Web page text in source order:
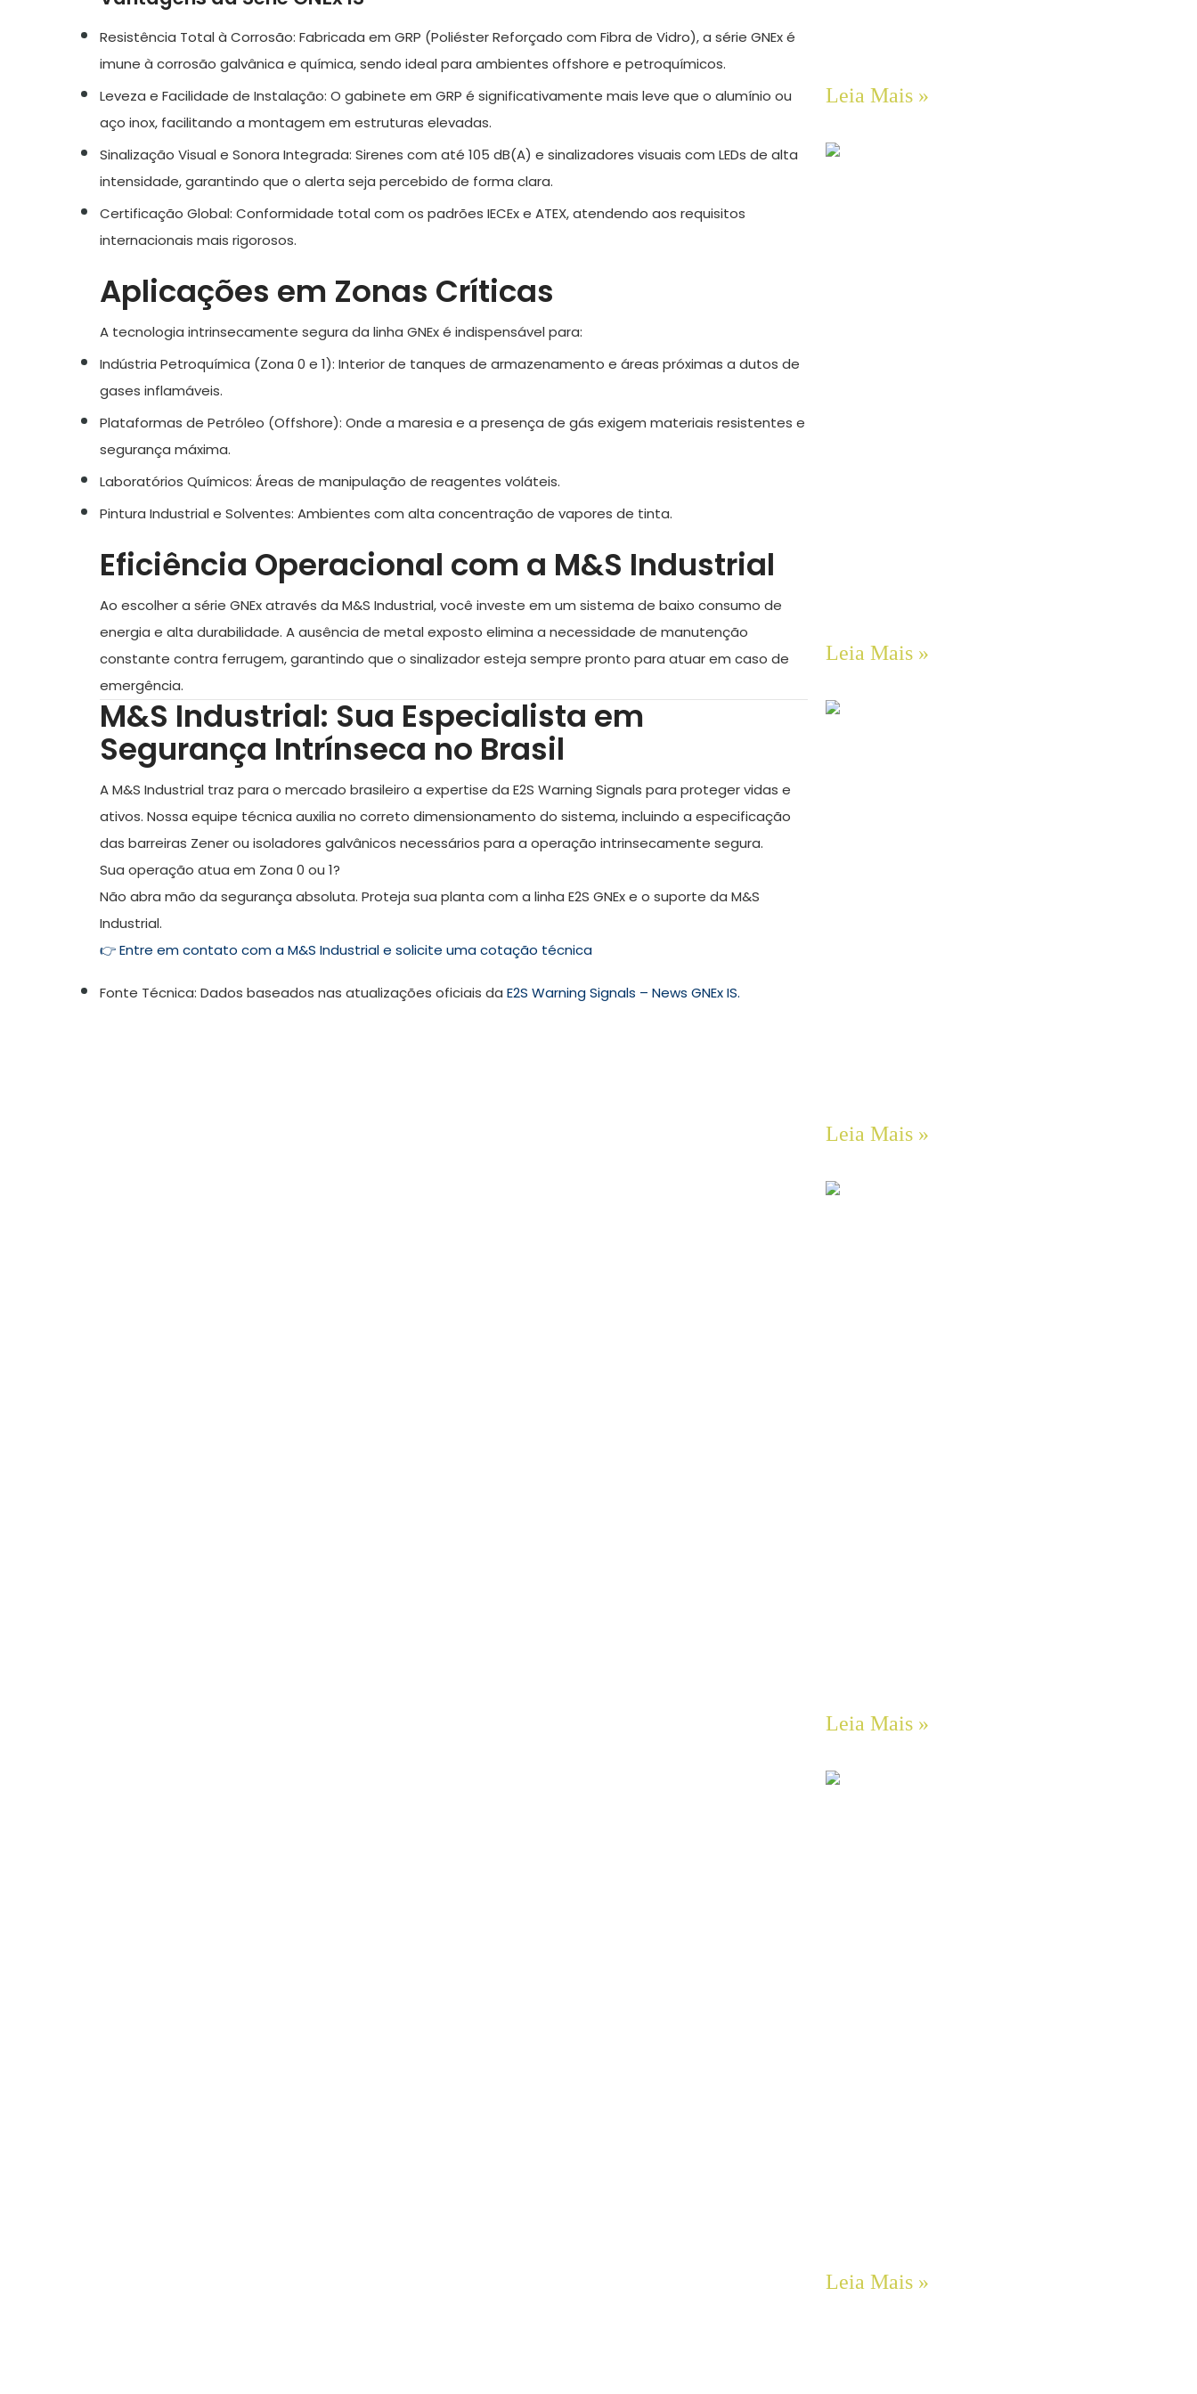
Resistência Total à Corrosão: Fabricada em GRP (Poliéster Reforçado com Fibra de Vidro), a série GNEx é
imune à corrosão galvânica e química, sendo ideal para ambientes offshore e petroquímicos.
Leveza e Facilidade de Instalação: O gabinete em GRP é significativamente mais leve que o alumínio ou
aço inox, facilitando a montagem em estruturas elevadas.
Sinalização Visual e Sonora Integrada: Sirenes com até 105 dB(A) e sinalizadores visuais com LEDs de alta
intensidade, garantindo que o alerta seja percebido de forma clara.
Certificação Global: Conformidade total com os padrões IECEx e ATEX, atendendo aos requisitos
internacionais mais rigorosos.
Aplicações em Zonas Críticas
A tecnologia intrinsecamente segura da linha GNEx é indispensável para:
Indústria Petroquímica (Zona 0 e 1): Interior de tanques de armazenamento e áreas próximas a dutos de
gases inflamáveis.
Plataformas de Petróleo (Offshore): Onde a maresia e a presença de gás exigem materiais resistentes e
segurança máxima.
Laboratórios Químicos: Áreas de manipulação de reagentes voláteis.
Pintura Industrial e Solventes: Ambientes com alta concentração de vapores de tinta.
Eficiência Operacional com a M&S Industrial
Ao escolher a série GNEx através da M&S Industrial, você investe em um sistema de baixo consumo de
energia e alta durabilidade. A ausência de metal exposto elimina a necessidade de manutenção
constante contra ferrugem, garantindo que o sinalizador esteja sempre pronto para atuar em caso de
emergência.
M&S Industrial: Sua Especialista em
Segurança Intrínseca no Brasil
AM&S Industrial traz para o mercado brasileiro a expertise da E2S Warning Signals para proteger vidas e
ativos. Nossa equipe técnica auxilia no correto dimensionamento do sistema, incluindo a especificação
das barreiras Zener ou isoladores galvânicos necessários para a operação intrinsecamente segura.
Sua operação atua em Zona 0 ou 1?
Não abra mão da segurança absoluta. Proteja sua planta com a linha E2S GNEx e o suporte da M&S
Industrial.
👉Entre em contato com a M&S Industrial e solicite uma cotação técnica
Fonte Técnica: Dados baseados nas atualizações oficiais da E2S Warning Signals – News GNEx IS.
Leia Mais »
Leia Mais »
Leia Mais »
Leia Mais »
Leia Mais »